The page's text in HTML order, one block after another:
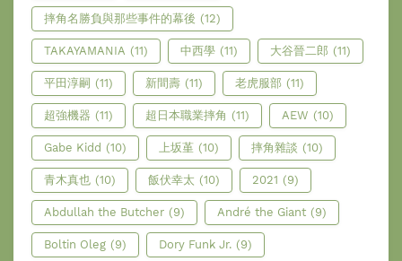
摔角名勝負與那些事件的幕後 (12)
TAKAYAMANIA (11) 中西學 (11) 大谷晉二郎 (11)
平田淳嗣 (11) 新間壽 (11) 老虎服部 (11)
超強機器 (11) 超日本職業摔角 (11) AEW (10)
Gabe Kidd (10) 上坂堇 (10) 摔角雜談 (10)
青木真也 (10) 飯伏幸太 (10) 2021 (9)
Abdullah the Butcher (9) André the Giant (9)
Boltin Oleg (9) Dory Funk Jr. (9)